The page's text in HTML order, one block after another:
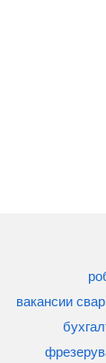
вакансии